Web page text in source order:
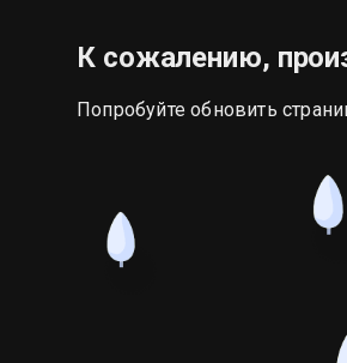
К сожалению,
Попробуйте обновить